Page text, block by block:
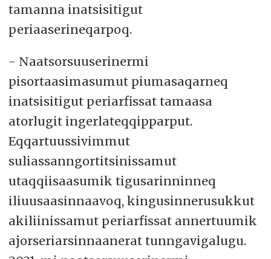
tamanna inatsisitigut
periaaserineqarpoq.
- Naatsorsuuserinermi
pisortaasimasumut piumasaqarneq
inatsisitigut periarfissat tamaasa
atorlugit ingerlateqqipparput.
Eqqartuussivimmut
suliassanngortitsinissamut
utaqqiisaasumik tigusarinninneq
iliuusaasinnaavoq, kingusinnerusukkut
akiliinissamut periarfissat annertuumik
ajorseriarsinnaanerat tunngavigalugu.